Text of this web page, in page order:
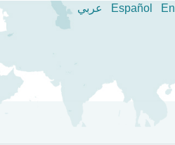
عربي Español